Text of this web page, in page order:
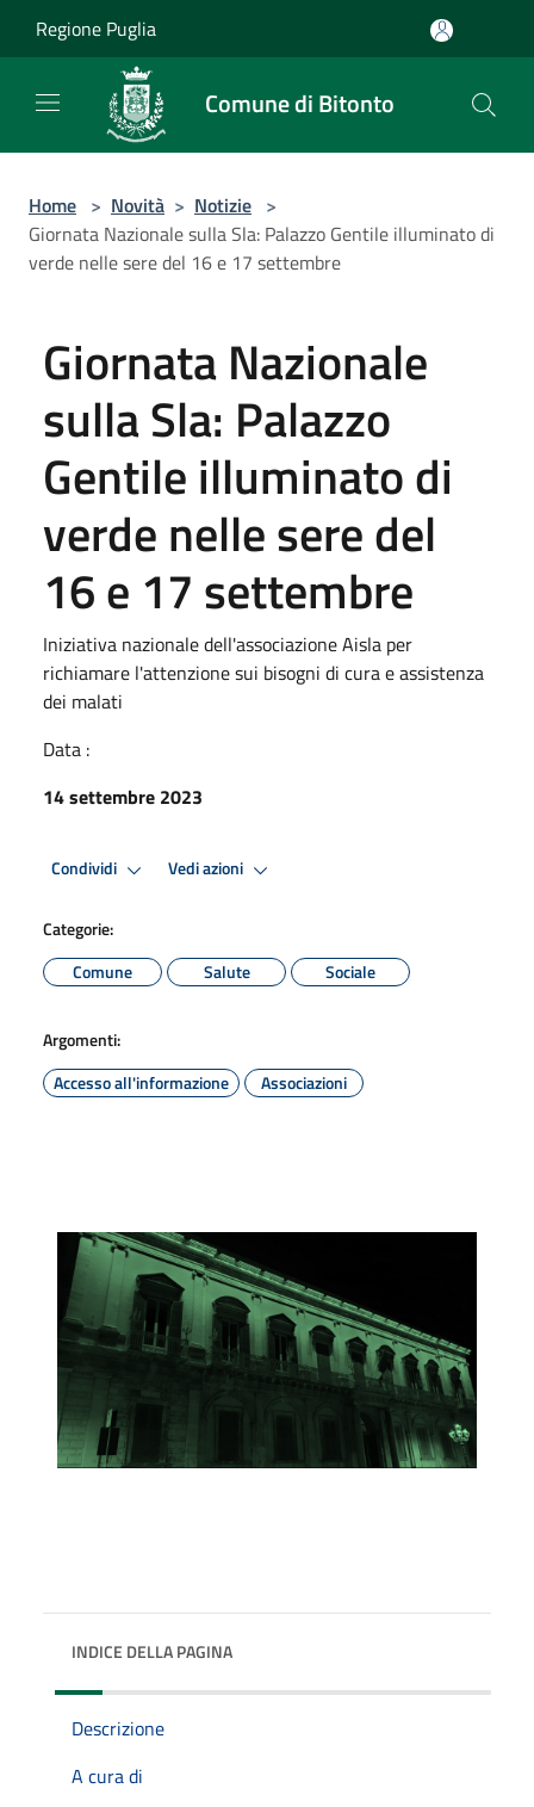
Regione Puglia
Comune di Bitonto
Home > Novità > Notizie >
Giornata Nazionale sulla Sla: Palazzo Gentile illuminato di
verde nelle sere del 16 e 17 settembre
Giornata Nazionale
sulla Sla: Palazzo
Gentile illuminato di
verde nelle sere del
16 e 17 settembre
Iniziativa nazionale dell'associazione Aisla per
richiamare l'attenzione sui bisogni di cura e assistenza
dei malati
Data :
14 settembre 2023
Condividi Vedi azioni
Categorie:
Comune
Salute Sociale
Argomenti:
Accesso all'informazione
Associazioni
INDICE DELLA PAGINA
Descrizione
A cura di